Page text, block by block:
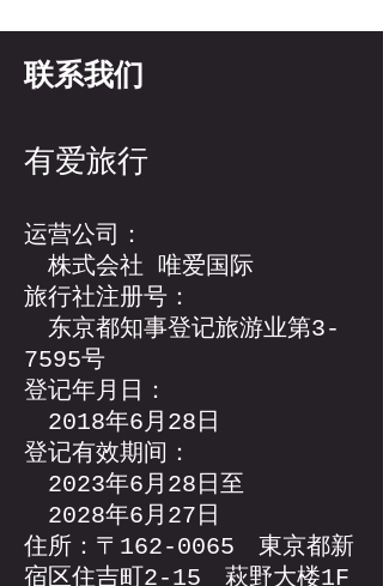
联系我们
有爱旅行
运营公司：
株式会社 唯爱国际
旅行社注册号：
东京都知事登记旅游业第3-
7595号
登记年月日：
2018年6月28日
登记有效期间：
2023年6月28日至
2028年6月27日
住所：〒162-0065 東京都新
宿区住吉町2-15 萩野大楼1F